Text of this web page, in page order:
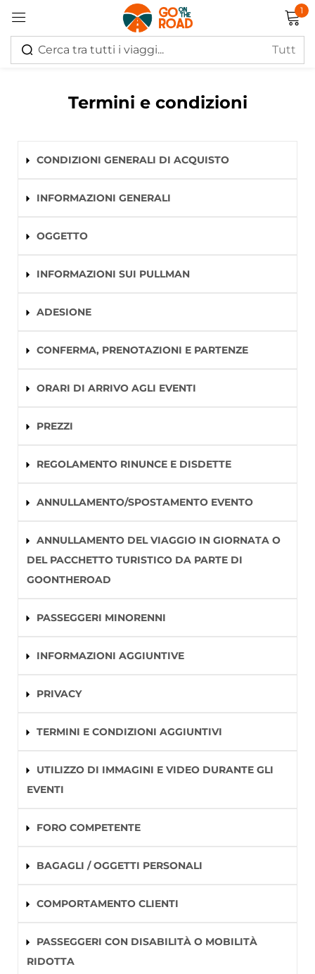
1
Termini e condizioni
CONDIZIONI GENERALI DI ACQUISTO
INFORMAZIONI GENERALI
OGGETTO
INFORMAZIONI SUI PULLMAN
ADESIONE
CONFERMA, PRENOTAZIONI E PARTENZE
ORARI DI ARRIVO AGLI EVENTI
PREZZI
REGOLAMENTO RINUNCE E DISDETTE
ANNULLAMENTO/SPOSTAMENTO EVENTO
ANNULLAMENTO DEL VIAGGIO IN GIORNATA O
DEL PACCHETTO TURISTICO DA PARTE DI
GOONTHEROAD
PASSEGGERI MINORENNI
INFORMAZIONI AGGIUNTIVE
PRIVACY
TERMINI E CONDIZIONI AGGIUNTIVI
UTILIZZO DI IMMAGINI E VIDEO DURANTE GLI
EVENTI
FORO COMPETENTE
BAGAGLI / OGGETTI PERSONALI
COMPORTAMENTO CLIENTI
PASSEGGERI CON DISABILITÀ O MOBILITÀ
RIDOTTA
Accedi